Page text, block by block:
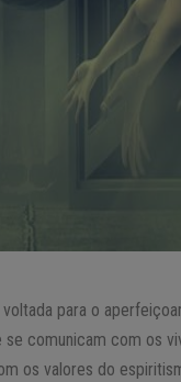
para o
comunicam com os
os valores do